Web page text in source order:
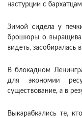
настурции с
Зимой сидела у
брошюры о
видеть, засобиралась
В блокадном
для экономии
существование, а в
Выкарабкались те,